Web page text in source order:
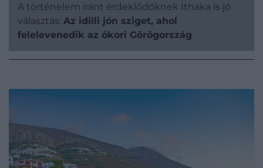
A történelem iránt érdeklődőknek Ithaka is jó
választás: Az idilli jón sziget, ahol
felelevenedik az ókori Görögország